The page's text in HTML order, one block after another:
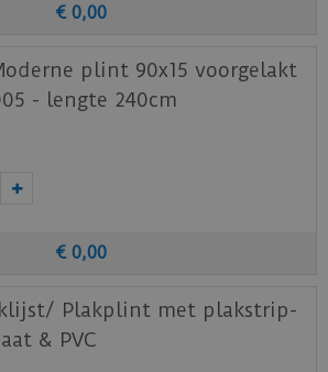
€ 0,00
plint 90x15 voorgelakt
- lengte 240cm
€ 0,00
Plakplint met plakstrip-
& PVC